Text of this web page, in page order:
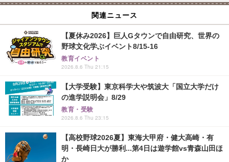
関連ニュース
【夏休み2026】巨人Gタウンで自由研究、世界の
野球文化学ぶイベント8/15-16
教育イベント
2026.8.6 Thu 21:15
【大学受験】東京科学大や筑波大「国立大学だけ
の進学説明会」8/29
教育・受験
2026.8.6 Thu 23:15
【高校野球2026夏】東海大甲府・健大高崎・有
明・長崎日大が勝利...第4日は遊学館vs青森山田ほ
か